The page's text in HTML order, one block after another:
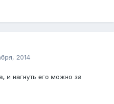
2014
и нагнуть его можно за